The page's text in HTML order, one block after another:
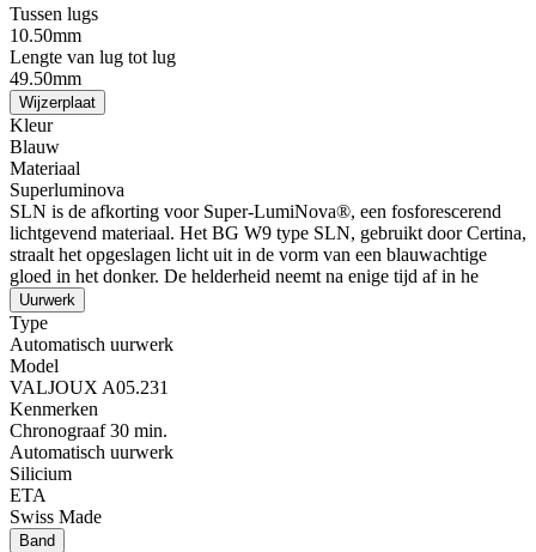
Tussen lugs
10.50mm
Lengte van lug tot lug
49.50mm
Wijzerplaat
Kleur
Blauw
Materiaal
Superluminova
SLN is de afkorting voor Super-LumiNova®, een fosforescerend
lichtgevend materiaal. Het BG W9 type SLN, gebruikt door Certina,
straalt het opgeslagen licht uit in de vorm van een blauwachtige
gloed in het donker. De helderheid neemt na enige tijd af in he
Uurwerk
Type
Automatisch uurwerk
Model
VALJOUX A05.231
Kenmerken
Chronograaf 30 min.
Automatisch uurwerk
Silicium
ETA
Swiss Made
Band